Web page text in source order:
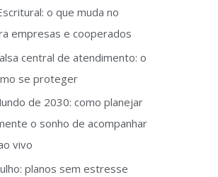
o que muda no
empresas e cooperados
central de atendimento: o
se proteger
de 2030: como planejar
o sonho de acompanhar
vivo
planos sem estresse